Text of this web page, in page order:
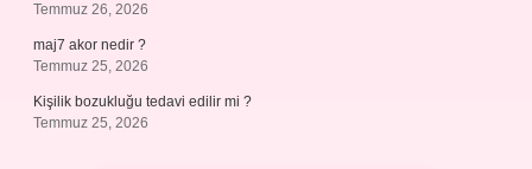
Temmuz 26, 2026
maj7 akor nedir ?
Temmuz 25, 2026
Kişilik bozukluğu tedavi edilir mi ?
Temmuz 25, 2026